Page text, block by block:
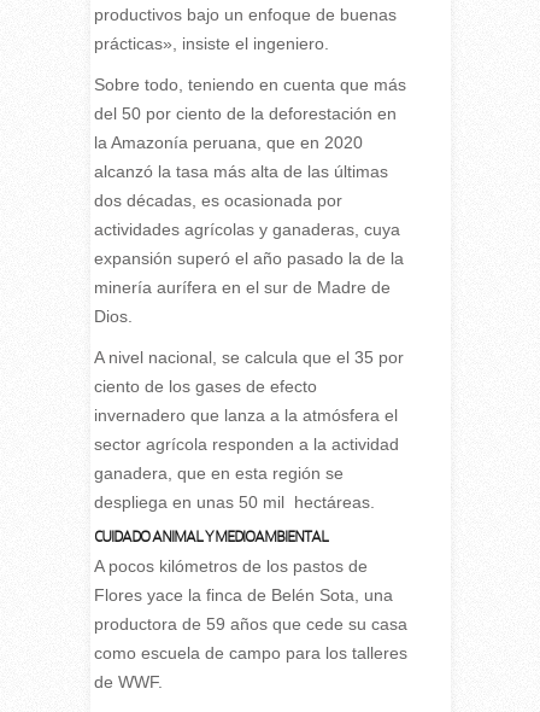
productivos bajo un enfoque de buenas
prácticas», insiste el ingeniero.
Sobre todo, teniendo en cuenta que más
del 50 por ciento de la deforestación en
la Amazonía peruana, que en 2020
alcanzó la tasa más alta de las últimas
dos décadas, es ocasionada por
actividades agrícolas y ganaderas, cuya
expansión superó el año pasado la de la
minería aurífera en el sur de Madre de
Dios.
A nivel nacional, se calcula que el 35 por
ciento de los gases de efecto
invernadero que lanza a la atmósfera el
sector agrícola responden a la actividad
ganadera, que en esta región se
despliega en unas 50 mil hectáreas.
CUIDADO ANIMAL Y MEDIOAMBIENTAL
A pocos kilómetros de los pastos de
Flores yace la finca de Belén Sota, una
productora de 59 años que cede su casa
como escuela de campo para los talleres
de WWF.